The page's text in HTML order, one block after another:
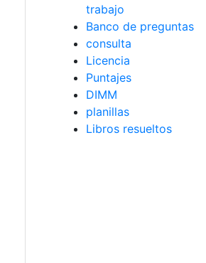
trabajo
Banco de preguntas
consulta
Licencia
Puntajes
DIMM
planillas
Libros resueltos